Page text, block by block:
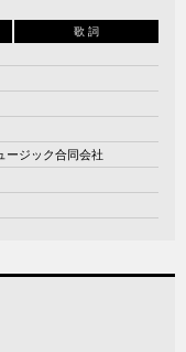
歌 詞
ージック合同会社